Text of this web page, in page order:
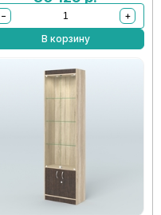
−
+
В корзину